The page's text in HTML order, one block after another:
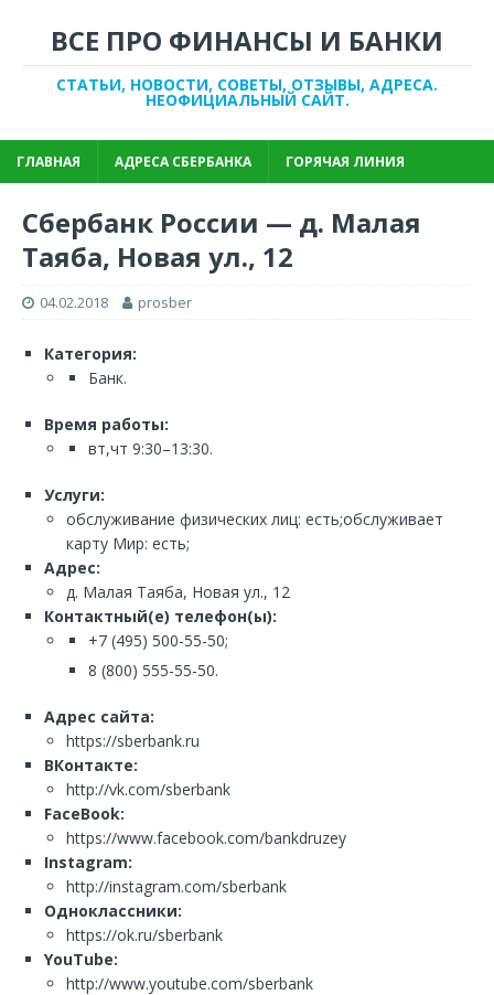
ВСЕ ПРО ФИНАНСЫ И БАНКИ
СТАТЬИ, НОВОСТИ, СОВЕТЫ, ОТЗЫВЫ, АДРЕСА.
НЕОФИЦИАЛЬНЫЙ САЙТ.
ГЛАВНАЯ АДРЕСА СБЕРБАНКА ГОРЯЧАЯ ЛИНИЯ
Сбербанк России — д. Малая
Таяба, Новая ул., 12
04.02.2018 prosber
Категория:
Банк.
Время работы:
вт,чт 9:30–13:30.
Услуги:
обслуживание физических лиц: есть;обслуживает
карту Мир: есть;
Адрес:
д. Малая Таяба, Новая ул., 12
Контактный(е) телефон(ы):
+7 (495) 500-55-50;
8 (800) 555-55-50.
Адрес сайта:
https://sberbank.ru
ВКонтакте:
http://vk.com/sberbank
FaceBook:
https://www.facebook.com/bankdruzey
Instagram:
http://instagram.com/sberbank
Одноклассники:
https://ok.ru/sberbank
YouTube:
http://www.youtube.com/sberbank